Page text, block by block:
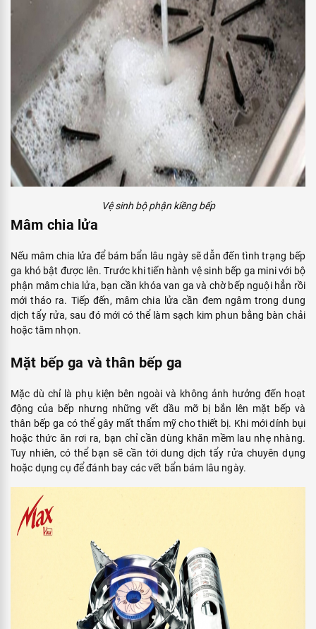
Vệ sinh bộ phận kiềng bếp
Mâm chia lửa
Nếu mâm chia lửa để bám bẩn lâu ngày sẽ dẫn đến tình trạng bếp
ga khó bật được lên. Trước khi tiến hành vệ sinh bếp ga mini với bộ
phận mâm chia lửa, bạn cần khóa van ga và chờ bếp nguội hẳn rồi
mới tháo ra. Tiếp đến, mâm chia lửa cần đem ngâm trong dung
dịch tẩy rửa, sau đó mới có thể làm sạch kim phun bằng bàn chải
hoặc tăm nhọn.
Mặt bếp ga và thân bếp ga
Mặc dù chỉ là phụ kiện bên ngoài và không ảnh hưởng đến hoạt
động của bếp nhưng những vết dầu mỡ bị bắn lên mặt bếp và
thân bếp ga có thể gây mất thẩm mỹ cho thiết bị. Khi mới dính bụi
hoặc thức ăn rơi ra, bạn chỉ cần dùng khăn mềm lau nhẹ nhàng.
Tuy nhiên, có thể bạn sẽ cần tới dung dịch tẩy rửa chuyên dụng
hoặc dụng cụ để đánh bay các vết bẩn bám lâu ngày.